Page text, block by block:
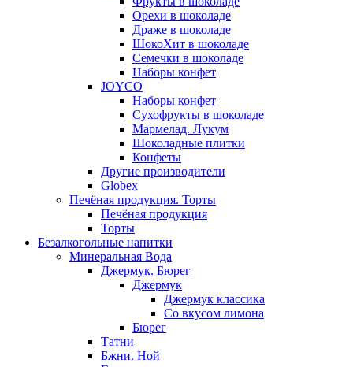
Орехи в шоколаде
Драже в шоколаде
ШокоХит в шоколаде
Семечки в шоколаде
Наборы конфет
JOYCO
Наборы конфет
Сухофрукты в шоколаде
Мармелад. Лукум
Шоколадные плитки
Конфеты
Другие производители
Globex
Печёная продукция. Торты
Печёная продукция
Торты
Безалкогольные напитки
Минеральная Вода
Джермук. Бюрег
Джермук
Джермук классика
Со вкусом лимона
Бюрег
Татни
Бжни. Ной